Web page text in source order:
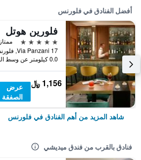
أفضل الفنادق في فلورنس
فلورين هوتل
5 نجوم
ممتاز 8.9
0.0 كيلومتر عن وسط المدينة
1,156 ﷼
عرض
الصفقة
شاهد المزيد من أهم الفنادق في فلورنس
فنادق بالقرب من فندق ميديشي